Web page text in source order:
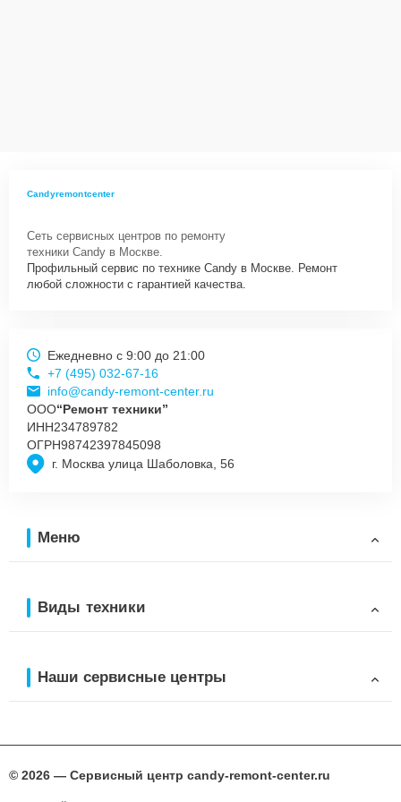
Candyremontcenter
Сеть сервисных центров по ремонту
техники Candy в Москве.
Профильный сервис по технике Candy в Москве. Ремонт
любой сложности с гарантией качества.
г. Москва улица Шаболовка, 56
Ежедневно с 9:00 до 21:00
+7 (495) 032-67-16
info@candy-remont-center.ru
ООО“Ремонт техники”
ИНН234789782
ОГРН98742397845098
Меню
Виды техники
Наши сервисные центры
© 2026 — Сервисный центр candy-remont-center.ru